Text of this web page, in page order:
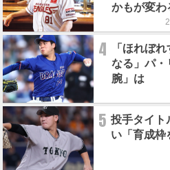
かもが変わ
って良く
4
「ほれぼ
なる」パ・
腕」は
5 投手タイ
い「育成枠